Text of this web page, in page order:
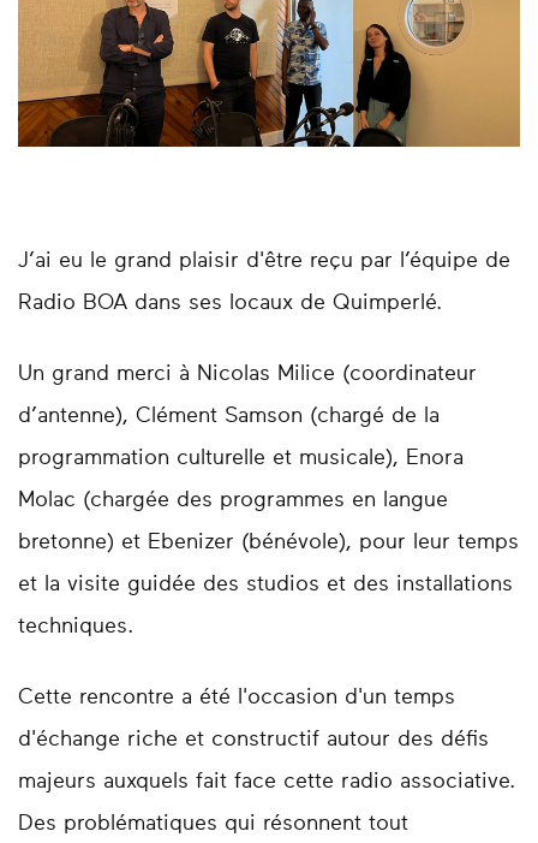
J’ai eu le grand plaisir d'être reçu par l’équipe de
Radio BOA dans ses locaux de Quimperlé.
Un grand merci à Nicolas Milice (coordinateur
d’antenne), Clément Samson (chargé de la
programmation culturelle et musicale), Enora
Molac (chargée des programmes en langue
bretonne) et Ebenizer (bénévole), pour leur temps
et la visite guidée des studios et des installations
techniques.
Cette rencontre a été l'occasion d'un temps
d'échange riche et constructif autour des défis
majeurs auxquels fait face cette radio associative.
Des problématiques qui résonnent tout